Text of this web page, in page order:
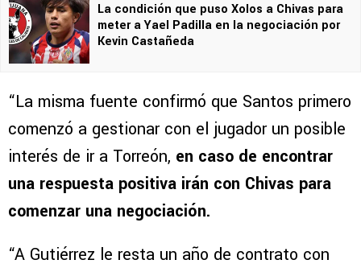
La condición que puso Xolos a Chivas para
meter a Yael Padilla en la negociación por
Kevin Castañeda
“La misma fuente confirmó que Santos primero
comenzó a gestionar con el jugador un posible
interés de ir a Torreón, en caso de encontrar
una respuesta positiva irán con Chivas para
comenzar una negociación.
“A Gutiérrez le resta un año de contrato con